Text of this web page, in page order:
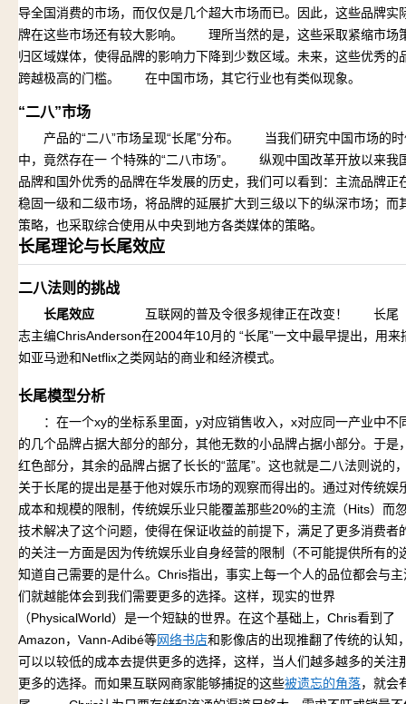
导全国消费的市场，而仅仅是几个超大市场而已。因此，这些品牌
牌在这些市场还有较大影响。 理所当然的是，这些采取紧缩市场
归区域媒体，使得品牌的影响力下降到少数区域。未来，这些优秀
跨越极高的门槛。 在中国市场，其它行业也有类似现象。
“二八”市场
产品的“二八”市场呈现“长尾”分布。 当我们研究中国市场的时
中，竟然存在一 个特殊的“二八市场”。 纵观中国改革开放以来我
品牌和国外优秀的品牌在华发展的历史，我们可以看到：主流品牌正
稳固一级和二级市场，将品牌的延展扩大到三级以下的纵深市场；而
策略，也采取综合使用从中央到地方各类媒体的策略。
长尾理论与长尾效应
二八法则的挑战
长尾效应
互联网的普及令很多规律正在改变！ 长尾（
志主编ChrisAnderson在2004年10月的 “长尾”一文中最早提出，用来
如亚马逊和Netflix之类网站的商业和经济模式。
长尾模型分析
：在一个xy的坐标系里面，y对应销售收入，x对应同一产业中不
的几个品牌占据大部分的部分，其他无数的小品牌占据小部分。于
红色部分，其余的品牌占据了长长的“蓝尾”。这也就是二八法则说
关于长尾的提出是基于他对娱乐市场的观察而得出的。通过对传统
成本和规模的限制，传统娱乐业只能覆盖那些20%的主流（Hits）而
技术解决了这个问题，使得在保证收益的前提下，满足了更多消费
的关注一方面是因为传统娱乐业自身经营的限制（不可能提供所有
知道自己需要的是什么。Chris指出，事实上每一个人的品位都会与
们就越能体会到我们需要更多的选择。这样，现实的世界
（PhysicalWorld）是一个短缺的世界。在这个基础上，Chris看到了
Amazon，Vann-Adibé等网络书店和影像店的出现推翻了传统的认知
可以以较低的成本去提供更多的选择，这样，当人们越多越多的关
更多的选择。而如果互联网商家能够捕捉的这些被遗忘的角落，就会